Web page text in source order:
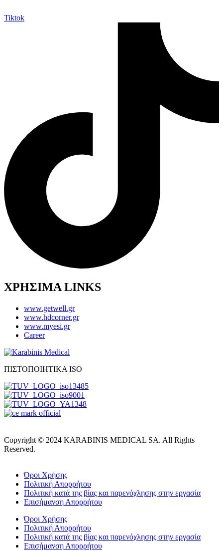
Tiktok
ΧΡΗΣΙΜΑ LINKS
www.getwell.gr
www.hdcorner.gr
www.myesi.gr
Career
ΠΙΣΤΟΠΟΙΗΤΙΚΑ ISO
Copyright © 2024 KARABINIS MEDICAL SA. All Rights
Reserved.
Όροι Χρήσης
Πολιτική Απορρήτου
Πολιτική κατά της βίας και παρενόχλησης στην εργασία
Επισήμανση Απορρήτου
Όροι Χρήσης
Πολιτική Απορρήτου
Πολιτική κατά της βίας και παρενόχλησης στην εργασία
Επισήμανση Απορρήτου